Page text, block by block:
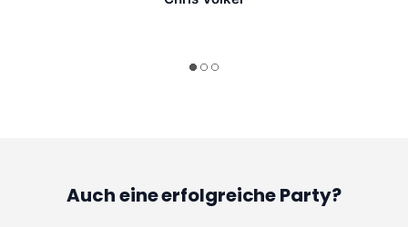
Auch eine erfolgreiche Party?